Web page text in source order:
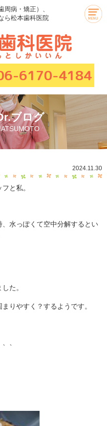
病・矯正）、
ら松本歯科医院
6170-4184
ブログ
2024.11.30
と私。
水っぽくて空中分解するとい
た。
りやすく？するようです。
、